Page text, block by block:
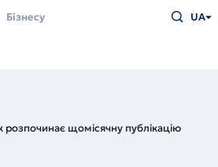
Бізнесу
що
UA
розпочинає щомісячну публікацію